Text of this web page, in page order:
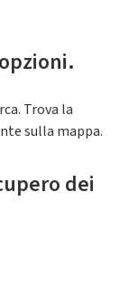
Trova la
sulla mappa.
dei